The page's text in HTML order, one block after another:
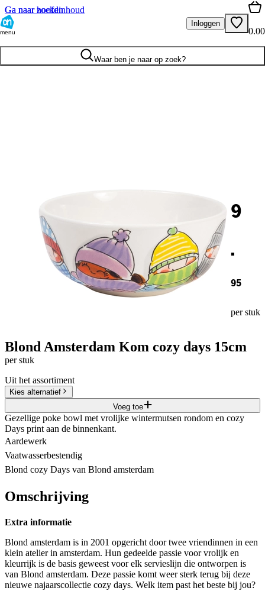
Ga naar hoofdinhoud
Ga naar zoeken
menu
Inloggen
0.00
Waar ben je naar op zoek?
9
.
95
per stuk
Blond Amsterdam Kom cozy days 15cm
per stuk
Uit het assortiment
Kies alternatief
Voeg toe
Gezellige poke bowl met vrolijke wintermutsen rondom en cozy
Days print aan de binnenkant.
Aardewerk
Vaatwasserbestendig
Blond cozy Days van Blond amsterdam
Omschrijving
Extra informatie
Blond amsterdam is in 2001 opgericht door twee vriendinnen in een
klein atelier in amsterdam. Hun gedeelde passie voor vrolijk en
kleurrijk is de basis geweest voor elk servieslijn die ontworpen is
van Blond amsterdam. Deze passie komt weer sterk terug bij deze
nieuwe najaarscollectie cozy days. Welk item past het beste bij jou?